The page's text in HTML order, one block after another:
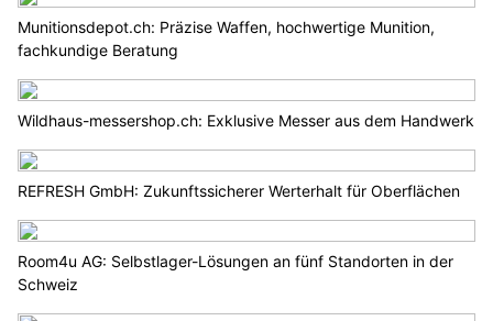
Munitionsdepot.ch: Präzise Waffen, hochwertige Munition,
fachkundige Beratung
Wildhaus-messershop.ch: Exklusive Messer aus dem Handwerk
REFRESH GmbH: Zukunftssicherer Werterhalt für Oberflächen
Room4u AG: Selbstlager-Lösungen an fünf Standorten in der
Schweiz